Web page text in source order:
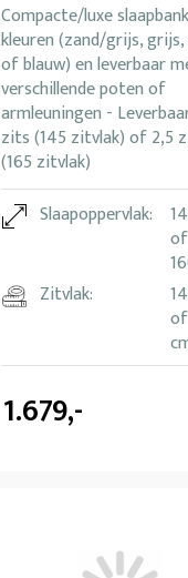
Compacte/luxe
kleuren (zand/grijs,
of blauw) en leverbaar
verschillende poten of
armleuningen -
zits (145 zitvlak) of 2,5
(165 zitvlak)
Slaapoppervlak:
of
Zitvlak:
1.679,-